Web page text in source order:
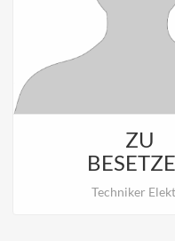
ZU
Techniker